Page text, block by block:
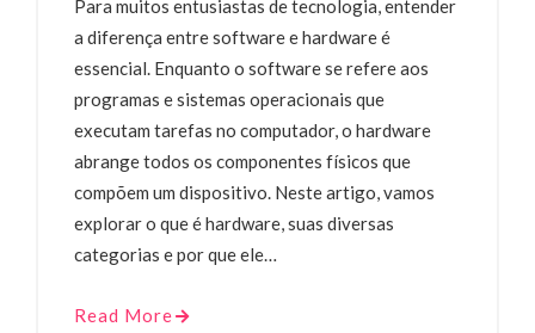
Para muitos entusiastas de tecnologia, entender
a diferença entre software e hardware é
essencial. Enquanto o software se refere aos
programas e sistemas operacionais que
executam tarefas no computador, o hardware
abrange todos os componentes físicos que
compõem um dispositivo. Neste artigo, vamos
explorar o que é hardware, suas diversas
categorias e por que ele…
Read More